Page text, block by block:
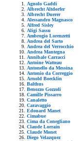
Agnolo Gaddi
Albrecht Altdorfer
Albrecht Duerer
Alessandro Magnasco
Alfred Sisley
Aligi Sassu
Ambrogio Lorenzetti
Andrea del Sarto
Andrea del Verrocchio
Andrea Mantegna
Annibale Carracci
Antoine Watteau
Antonello da Messina
Antonio da Correggio
Arnold Boecklin
Balthus
Benozzo Gozzoli
Camille Pissarro
Canaletto
Caravaggio
Edouard Manet
Cimabue
Cima da Conegliano
Claude Lorrain
Claude Monet
Diego Velazquez